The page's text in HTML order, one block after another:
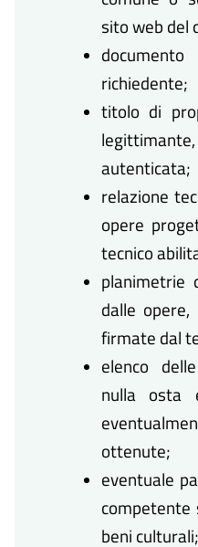
sito web del
richiedente;
titolo di
autenticata;
relazione
opere
tecnico
planimetrie
dalle
firmate dal
elenco
nulla osta
ottenute;
eventuale
competente
beni culturali;